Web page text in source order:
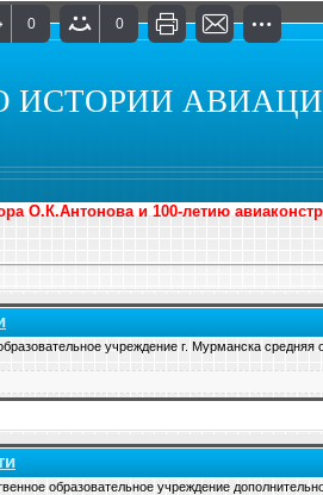
О.К.Антонова и 100-летию
учреждение г. Мурманска средняя
образовательное учреждение
0 0